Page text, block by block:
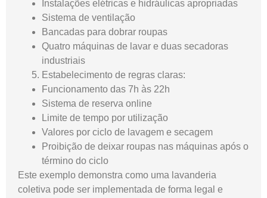
Instalações elétricas e hidráulicas apropriadas
Sistema de ventilação
Bancadas para dobrar roupas
Quatro máquinas de lavar e duas secadoras
industriais
Estabelecimento de regras claras:
Funcionamento das 7h às 22h
Sistema de reserva online
Limite de tempo por utilização
Valores por ciclo de lavagem e secagem
Proibição de deixar roupas nas máquinas após o
término do ciclo
Este exemplo demonstra como uma lavanderia
coletiva pode ser implementada de forma legal e